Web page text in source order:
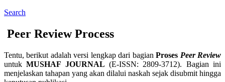
Search
Peer Review Process
Tentu, berikut adalah versi lengkap dari bagianProses Peer Review
untukMUSHAF JOURNAL (E-ISSN: 2809-3712). Bagian ini
menjelaskan tahapan yang akan dilalui naskah sejak disubmit hingga